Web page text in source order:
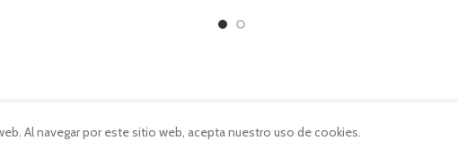
TIENDAS MR1866 2026
Al navegar por este sitio web, acepta nuestro uso de cookies.